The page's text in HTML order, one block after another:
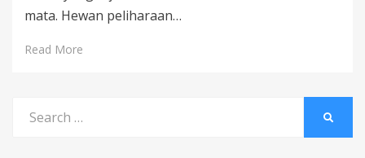
mata. Hewan peliharaan…
Read More
for: